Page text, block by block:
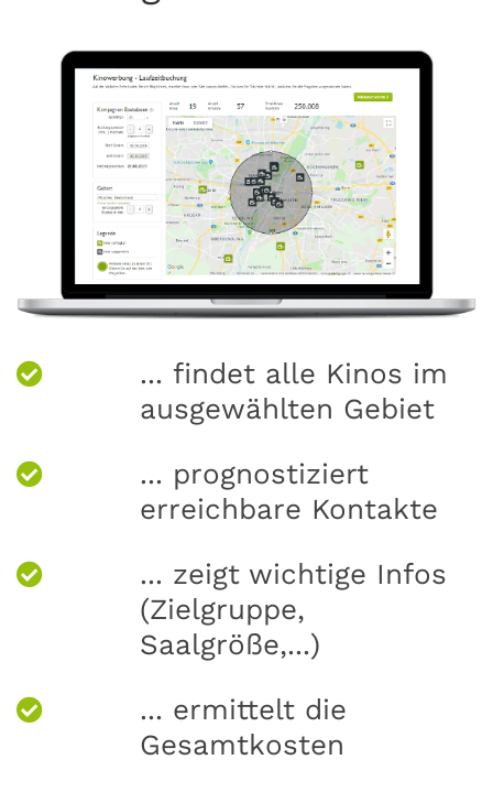
... findet alle Kinos im
ausgewählten Gebiet
... prognostiziert
erreichbare Kontakte
... zeigt wichtige Infos
(Zielgruppe,
Saalgröße,...)
... ermittelt die
Gesamtkosten